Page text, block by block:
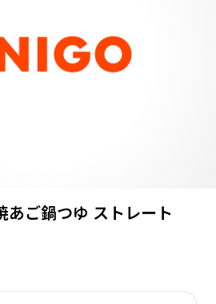
あご鍋つゆ ストレート